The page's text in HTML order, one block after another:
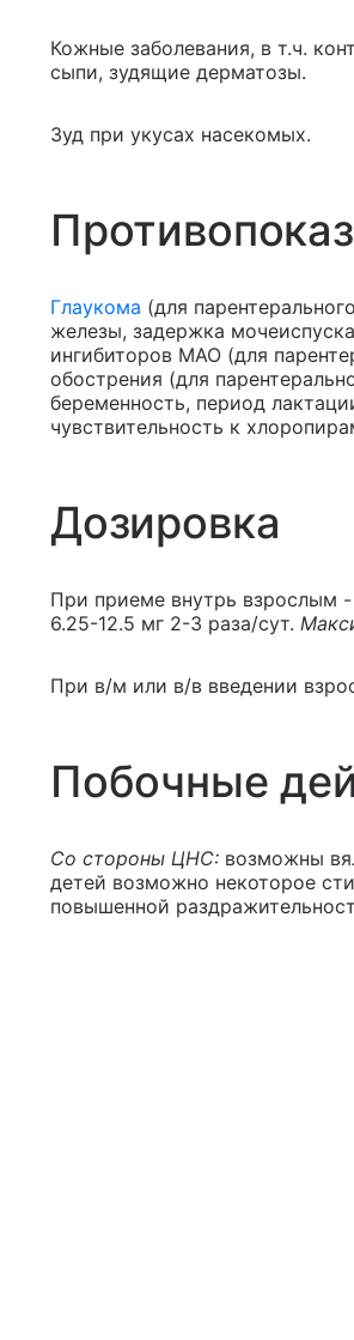
Кожные заболевания, в т.ч.
сыпи, зудящие дерматозы.
Зуд при укусах насекомых.
Глаукома (для
железы, задержка
ингибиторов МАО (для
обострения (для
беременность, период
чувствительность к
Дозировка
При приеме внутрь взрослым
6.25-12.5 мг 2-3 раза/сут.
При в/м или в/в введении
Побочные
Со стороны ЦНС: возможны
детей возможно некоторое
повышенной